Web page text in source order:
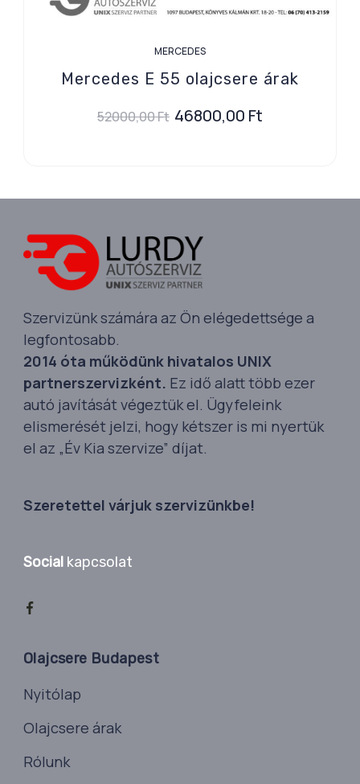
MERCEDES
Mercedes E 55 olajcsere árak
52000,00Ft 46800,00 Ft
Szervizünk számára az Ön elégedettsége a
legfontosabb.
2014 óta működünk hivatalos UNIX
partnerszervizként. Ez idő alatt több ezer
autó javítását végeztük el. Ügyfeleink
elismerését jelzi, hogy kétszer is mi nyertük
el az „Év Kia szervize” díjat.
Szeretettel várjuk szervizünkbe!
Social kapcsolat
Olajcsere Budapest
Nyitólap
Olajcsere árak
Rólunk